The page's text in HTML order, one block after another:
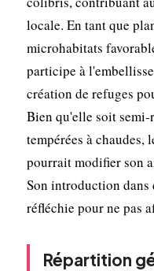
locale. En tant que
microhabitats
participe à
création de refuges
Bien qu'elle soit semi-
tempérées à chaudes,
pourrait modifier son
Son introduction
réfléchie pour ne pas
Répartition